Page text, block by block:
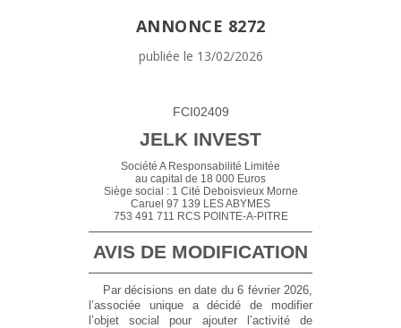
ANNONCE 8272
publiée le 13/02/2026
FCI02409
JELK INVEST
Société A Responsabilité Limitée
au capital de 18 000 Euros
Siège social : 1 Cité Deboisvieux Morne
Caruel 97 139 LES ABYMES
753 491 711 RCS POINTE-A-PITRE
AVIS DE MODIFICATION
Par décisions en date du 6 février 2026,
l’associée unique a décidé de modifier
l’objet social pour ajouter l’activité de